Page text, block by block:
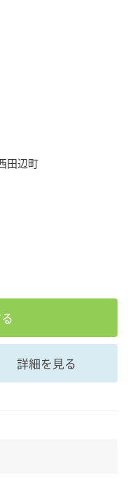
田辺町
詳細を見る